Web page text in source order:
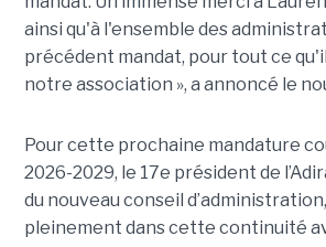
ainsi qu'à l'ensemble des
précédent mandat, pour tout ce
notre association », a annoncé le
Pour cette prochaine mandature
2026-2029, le 17e président de
du nouveau conseil
pleinement dans cette continuité